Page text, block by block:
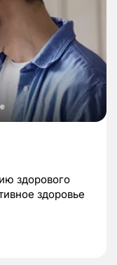
здорового
здоровье